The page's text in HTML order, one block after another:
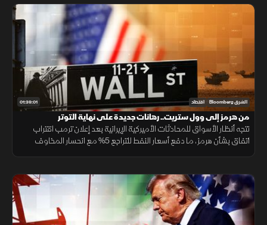
01:39:01 الشرق Bloomberg اقتصاد
من هرمز إلى وول ستريت.. رهانات جديدة على نهاية التوتر
تتجه أنظار الأسواق للمحادثات الأميركية الإيرانية بعد إعلان ترمب اقتراب
اتفاق بشأن هرمز، ما دفع أسعار النفط للتراجع 5% مع انحسار المخاوف